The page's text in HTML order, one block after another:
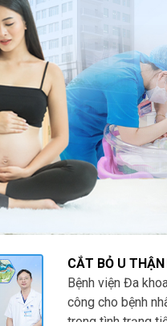
CẮT BỎ U
CHO NGƯỜI
Bệnh viện Đa
công cho bệnh
trong tình trạng